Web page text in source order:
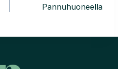
Pannuhuoneella